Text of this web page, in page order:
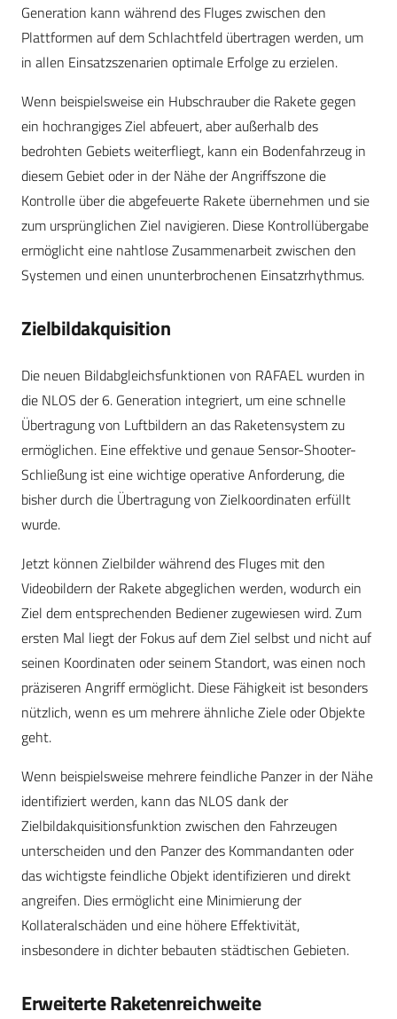
Generation kann während des Fluges zwischen den
Plattformen auf dem Schlachtfeld übertragen werden, um
in allen Einsatzszenarien optimale Erfolge zu erzielen.
Wenn beispielsweise ein Hubschrauber die Rakete gegen
ein hochrangiges Ziel abfeuert, aber außerhalb des
bedrohten Gebiets weiterfliegt, kann ein Bodenfahrzeug in
diesem Gebiet oder in der Nähe der Angriffszone die
Kontrolle über die abgefeuerte Rakete übernehmen und sie
zum ursprünglichen Ziel navigieren. Diese Kontrollübergabe
ermöglicht eine nahtlose Zusammenarbeit zwischen den
Systemen und einen ununterbrochenen Einsatzrhythmus.
Zielbildakquisition
Die neuen Bildabgleichsfunktionen von RAFAEL wurden in
die NLOS der 6. Generation integriert, um eine schnelle
Übertragung von Luftbildern an das Raketensystem zu
ermöglichen. Eine effektive und genaue Sensor-Shooter-
Schließung ist eine wichtige operative Anforderung, die
bisher durch die Übertragung von Zielkoordinaten erfüllt
wurde.
Jetzt können Zielbilder während des Fluges mit den
Videobildern der Rakete abgeglichen werden, wodurch ein
Ziel dem entsprechenden Bediener zugewiesen wird. Zum
ersten Mal liegt der Fokus auf dem Ziel selbst und nicht auf
seinen Koordinaten oder seinem Standort, was einen noch
präziseren Angriff ermöglicht. Diese Fähigkeit ist besonders
nützlich, wenn es um mehrere ähnliche Ziele oder Objekte
geht.
Wenn beispielsweise mehrere feindliche Panzer in der Nähe
identifiziert werden, kann das NLOS dank der
Zielbildakquisitionsfunktion zwischen den Fahrzeugen
unterscheiden und den Panzer des Kommandanten oder
das wichtigste feindliche Objekt identifizieren und direkt
angreifen. Dies ermöglicht eine Minimierung der
Kollateralschäden und eine höhere Effektivität,
insbesondere in dichter bebauten städtischen Gebieten.
Erweiterte Raketenreichweite